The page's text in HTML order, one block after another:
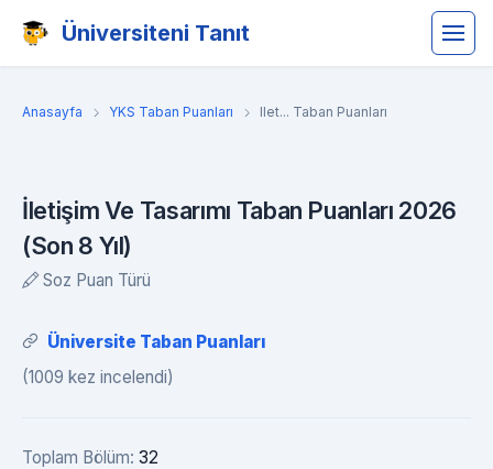
Üniversiteni Tanıt
Anasayfa YKS Taban Puanları Ilet... Taban Puanları
İletişim Ve Tasarımı Taban Puanları 2026
(Son 8 Yıl)
Soz Puan Türü
Üniversite Taban Puanları
(1009 kez incelendi)
Toplam Bölüm: 32